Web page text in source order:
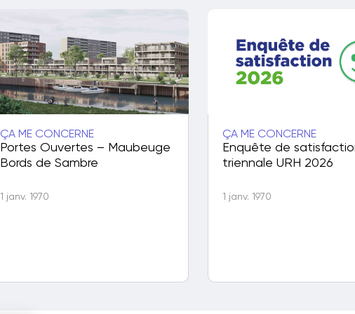
ÇA ME CONCERNE
Portes Ouvertes – Maubeuge
Bords de Sambre
1 janv. 1970
ÇA ME CONCERNE
Enquête de
triennale URH 2026
1 janv. 1970